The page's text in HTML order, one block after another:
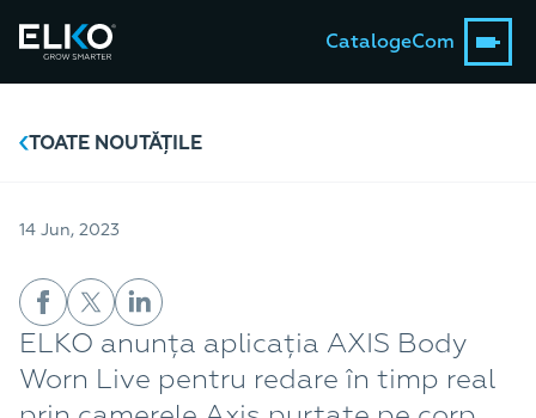
CatalogeCom
TOATE NOUTĂȚILE
14 Jun, 2023
ELKO anunța aplicația AXIS Body
Worn Live pentru redare în timp real